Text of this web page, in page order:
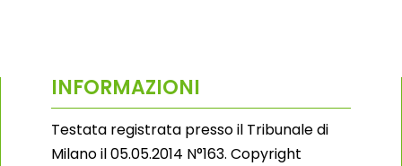
INFORMAZIONI
Testata registrata presso il Tribunale di
Milano il 05.05.2014 N°163. Copyright